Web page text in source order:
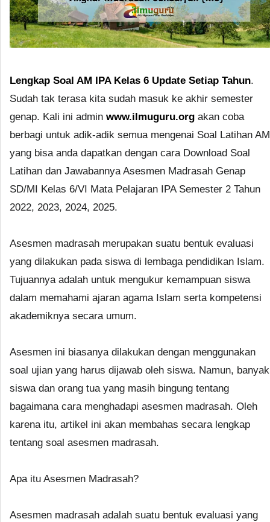
Lengkap Soal AM IPA Kelas 6 Update Setiap Tahun.
Sudah tak terasa kita sudah masuk ke akhir semester
genap. Kali ini admin www.ilmuguru.org akan coba
berbagi untuk adik-adik semua mengenai Soal Latihan AM
yang bisa anda dapatkan dengan cara Download Soal
Latihan dan Jawabannya Asesmen Madrasah Genap
SD/MI Kelas 6/VI Mata Pelajaran IPA Semester 2 Tahun
2022, 2023, 2024, 2025.
Asesmen madrasah merupakan suatu bentuk evaluasi
yang dilakukan pada siswa di lembaga pendidikan Islam.
Tujuannya adalah untuk mengukur kemampuan siswa
dalam memahami ajaran agama Islam serta kompetensi
akademiknya secara umum.
Asesmen ini biasanya dilakukan dengan menggunakan
soal ujian yang harus dijawab oleh siswa. Namun, banyak
siswa dan orang tua yang masih bingung tentang
bagaimana cara menghadapi asesmen madrasah. Oleh
karena itu, artikel ini akan membahas secara lengkap
tentang soal asesmen madrasah.
Apa itu Asesmen Madrasah?
Asesmen madrasah adalah suatu bentuk evaluasi yang